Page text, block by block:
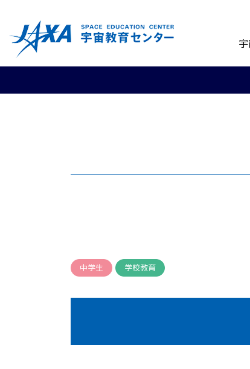
中学生 学校教育